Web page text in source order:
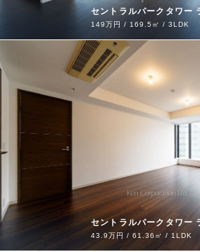
セントラルパークタワー
149万円 / 169.5㎡ / 3LDK
セントラルパークタワー
43.9万円 / 61.36㎡ / 1LDK